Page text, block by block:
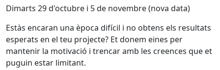
Dimarts 29 d'octubre i 5 de novembre (nova data)
Estàs encaran una època difícil i no obtens els resultats
esperats en el teu projecte? Et donem eines per
mantenir la motivació i trencar amb les creences que et
puguin estar limitant.